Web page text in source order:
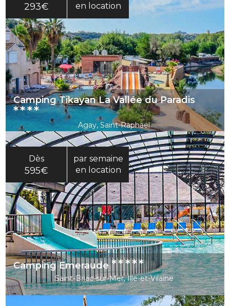
293€
en location
Camping Tikayan La Vallée du Paradis
****
Agay, Saint-Raphaël
Dès
595€
par semaine
en location
Camping Emeraude*****
Saint-Briac-sur-Mer, Ille-et-Vilaine